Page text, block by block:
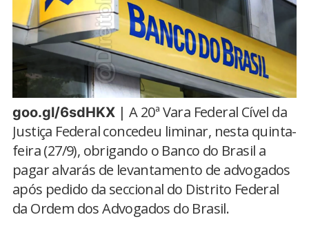
goo.gl/6sdHKX | A 20ª Vara Federal Cível da
Justiça Federal concedeu liminar, nesta quinta-
feira (27/9), obrigando o Banco do Brasil a
pagar alvarás de levantamento de advogados
após pedido da seccional do Distrito Federal
da Ordem dos Advogados do Brasil.